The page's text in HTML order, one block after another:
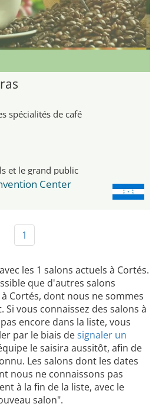
spécialités de café
et le grand public
Center
1
les 1 salons actuels à Cortés.
que d'autres salons
Cortés, dont nous ne sommes
vous connaissez des salons à
encore dans la liste, vous
par le biais designaler un
le saisira aussitôt, afin de
Les salons dont les dates
nous ne connaissons pas
à la fin de la liste, avec le
salon".